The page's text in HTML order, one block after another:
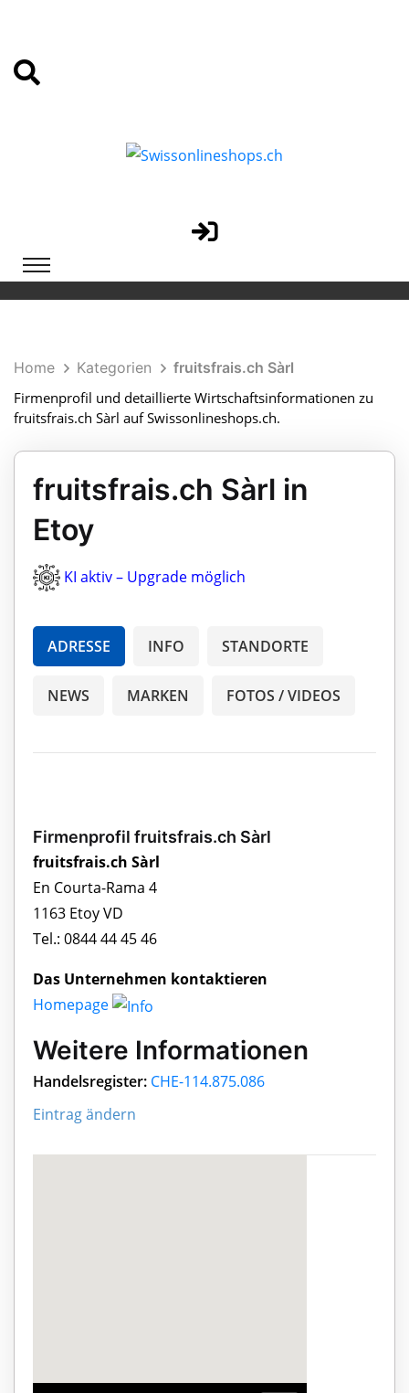
Home Kategorien
fruitsfrais.ch Sàrl
Firmenprofil und detaillierte Wirtschaftsinformationen zu
fruitsfrais.ch Sàrl auf Swissonlineshops.ch.
fruitsfrais.ch Sàrl in
Etoy
KI aktiv – Upgrade möglich
ADRESSE INFO STANDORTE
NEWS MARKEN FOTOS / VIDEOS
Firmenprofil fruitsfrais.ch Sàrl
fruitsfrais.ch Sàrl
En Courta-Rama 4
1163 Etoy VD
Tel.: 0844 44 45 46
Das Unternehmen kontaktieren
Homepage
Weitere Informationen
Handelsregister: CHE-114.875.086
Eintrag ändern